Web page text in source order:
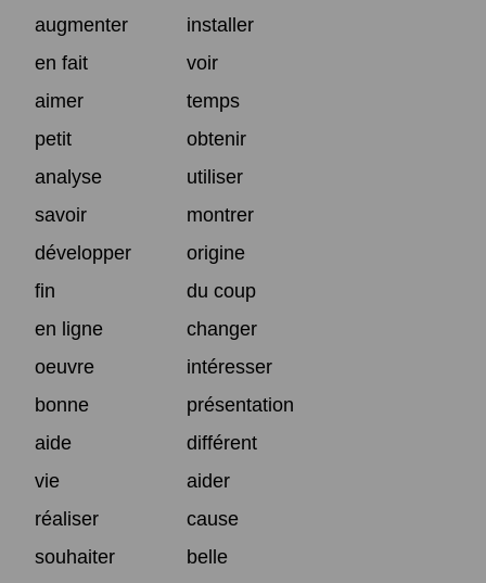
augmenter
installer
en fait
voir
aimer
temps
petit
obtenir
analyse
utiliser
savoir
montrer
développer
origine
fin
du coup
en ligne
changer
oeuvre
intéresser
bonne
présentation
aide
différent
vie
aider
réaliser
cause
souhaiter
belle